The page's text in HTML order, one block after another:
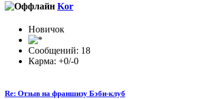
Kor
Новичок
Сообщений: 18
Карма: +0/-0
Re: Отзыв на франшизу Бэби-клуб